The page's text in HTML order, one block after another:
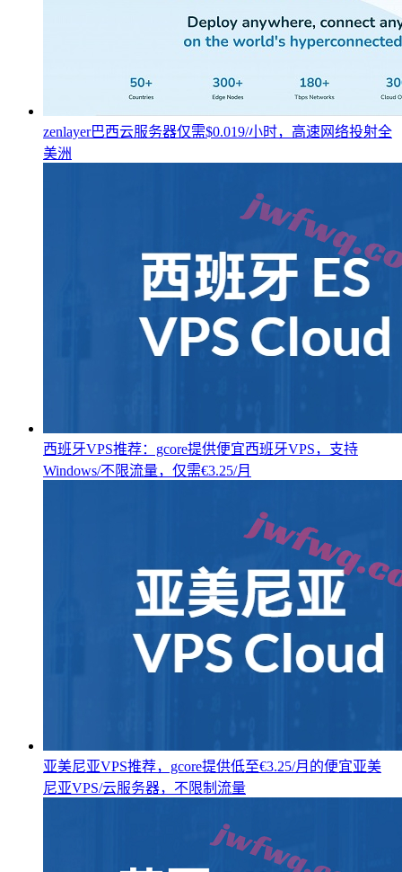
zenlayer巴西云服务器仅需$0.019/小时，高速网络投射全
美洲
西班牙VPS推荐：gcore提供便宜西班牙VPS，支持
Windows/不限流量，仅需€3.25/月
亚美尼亚VPS推荐，gcore提供低至€3.25/月的便宜亚美
尼亚VPS/云服务器，不限制流量